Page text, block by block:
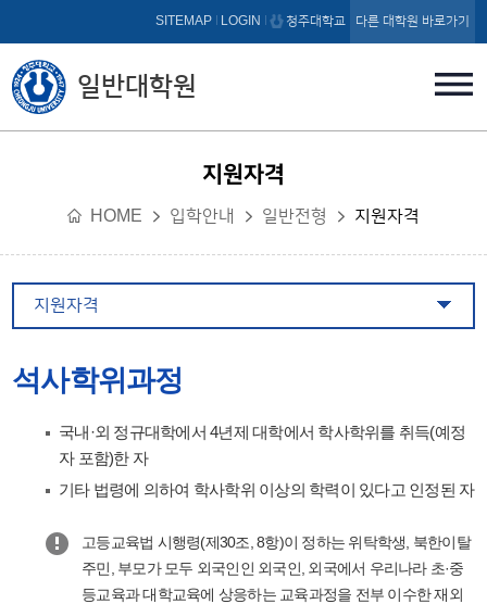
본문 바로가기
일반대학원
SITEMAP LOGIN 청주대학교 다른 대학원 바로가기
지원자격
HOME 입학안내 일반전형 지원자격
지원자격
석사학위과정
국내·외 정규대학에서 4년제 대학에서 학사학위를 취득(예정
자 포함)한 자
기타 법령에 의하여 학사학위 이상의 학력이 있다고 인정된 자
고등교육법 시행령(제30조, 8항)이 정하는 위탁학생, 북한이탈
주민, 부모가 모두 외국인인 외국인, 외국에서 우리나라 초·중
등교육과 대학교육에 상응하는 교육과정을 전부 이수한 재외